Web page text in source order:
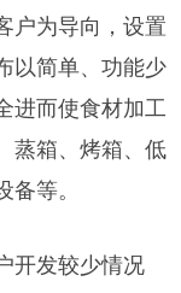
户为导向，设置
以简单、功能少
进而使食材加工
蒸箱、烤箱、低
等。
开发较少情况